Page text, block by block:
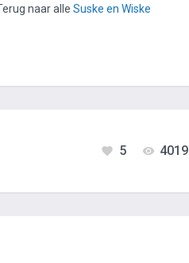
naar alle Suske en Wiske
4019
5